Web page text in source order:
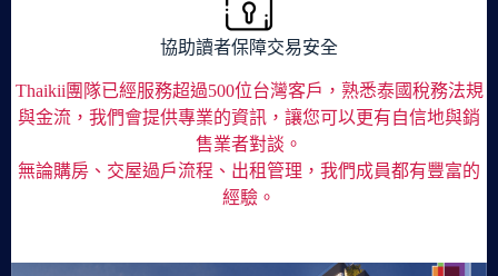
協助讀者保障交易安全
Thaikii團隊已經服務超過500位台灣客戶，熟悉泰國稅務法規
與金流，我們會提供專業的資訊，讓您可以更有自信地與銷
售業者對談。
無論購房、交屋過戶流程、出租管理，我們成員都有豐富的
經驗。